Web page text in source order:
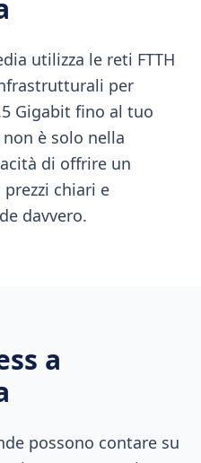
utilizza le reti FTTH
per
Gigabit fino al tuo
è solo nella
di offrire un
chiari e
davvero.
a
possono contare su